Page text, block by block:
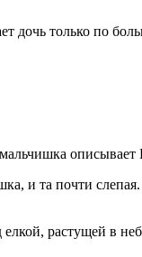
дочь только по
описывает
и та почти
растущей в